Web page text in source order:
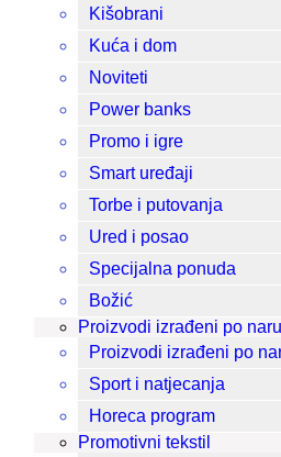
Kišobrani
Kuća i dom
Noviteti
Power banks
Promo i igre
Smart uređaji
Torbe i putovanja
Ured i posao
Specijalna ponuda
Božić
Proizvodi izrađeni po
Proizvodi izrađeni po
Sport i natjecanja
Horeca program
Promotivni tekstil